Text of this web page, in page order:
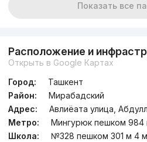
Показать все
Расположение и
Открыть в Google Картах
Город:
Ташкент
Район:
Мирабадский
Адрес:
Авлиёата улица,
Метро:
Мингурюк пешком 984
Школа:
№328 пешком 301 м 4